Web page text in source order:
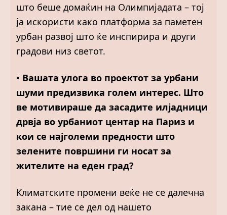
што беше домаќин на Олимпијадата – тој
ја искористи како платформа за паметен
урбан развој што ќе инспирира и други
градови низ светот.
• Вашата улога во проектот за урбани
шуми предизвика голем интерес. Што
ве мотивираше да засадите илјадници
дрвја во урбаниот центар на Париз и
кои се најголеми предности што
зелените површини ги носат за
жителите на еден град?
Климатските промени веќе не се далечна
закана – тие се дел од нашето